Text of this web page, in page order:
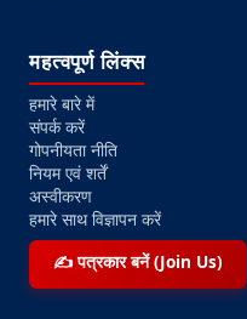
महत्वपूर्ण लिंक्स
हमारे बारे में
संपर्क करें
गोपनीयता नीति
नियम एवं शर्तें
अस्वीकरण
हमारे साथ विज्ञापन करें
✍️ पत्रकार बनें (Join Us)